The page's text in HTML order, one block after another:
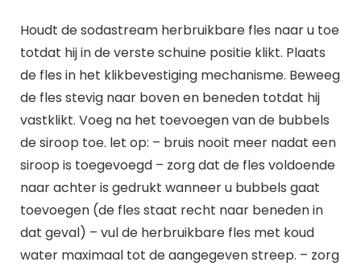
Houdt de sodastream herbruikbare fles naar u toe
totdat hij in de verste schuine positie klikt. Plaats
de fles in het klikbevestiging mechanisme. Beweeg
de fles stevig naar boven en beneden totdat hij
vastklikt. Voeg na het toevoegen van de bubbels
de siroop toe. let op: – bruis nooit meer nadat een
siroop is toegevoegd – zorg dat de fles voldoende
naar achter is gedrukt wanneer u bubbels gaat
toevoegen (de fles staat recht naar beneden in
dat geval) – vul de herbruikbare fles met koud
water maximaal tot de aangegeven streep. – zorg